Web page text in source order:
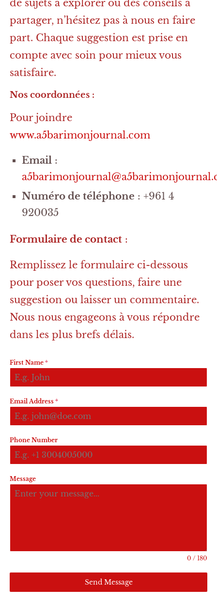
de sujets à explorer ou des conseils à
partager, n’hésitez pas à nous en faire
part. Chaque suggestion est prise en
compte avec soin pour mieux vous
satisfaire.
Nos coordonnées :
Pour joindre
www.a5barimonjournal.com
Email :
Numéro de téléphone : +961 4
920035
Formulaire de contact :
Remplissez le formulaire ci-dessous
pour poser vos questions, faire une
suggestion ou laisser un commentaire.
Nous nous engageons à vous répondre
dans les plus brefs délais.
First Name *
Email Address *
Phone Number
Message
0 / 180
Send Message